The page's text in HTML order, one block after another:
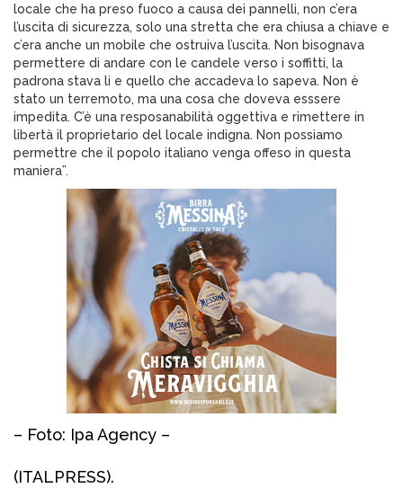
locale che ha preso fuoco a causa dei pannelli, non c’era
l’uscita di sicurezza, solo una stretta che era chiusa a chiave e
c’era anche un mobile che ostruiva l’uscita. Non bisognava
permettere di andare con le candele verso i soffitti, la
padrona stava li e quello che accadeva lo sapeva. Non è
stato un terremoto, ma una cosa che doveva esssere
impedita. C’è una resposanabilità oggettiva e rimettere in
libertà il proprietario del locale indigna. Non possiamo
permettre che il popolo italiano venga offeso in questa
maniera”.
– Foto: Ipa Agency –
(ITALPRESS).